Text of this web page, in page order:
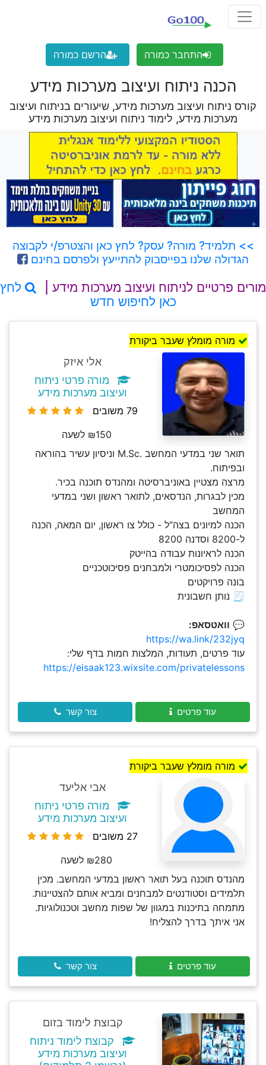
התחבר כמורה הרשם כמורה
הכנה ניתוח ועיצוב מערכות מידע
קורס ניתוח ועיצוב מערכות מידע, שיעורים בניתוח ועיצוב
מערכות מידע, לימוד ניתוח ועיצוב מערכות מידע
>> תלמיד? מורה? עסק? לחץ כאן והצטרפ/י לקבוצה
הגדולה שלנו בפייסבוק להתייעץ ולפרסם בחינם
מורים פרטיים לניתוח ועיצוב מערכות מידע |
לחץ
כאן לחיפוש חדש
מורה מומלץ שעבר ביקורת
אלי איזק
מורה פרטי ניתוח
ועיצוב מערכות מידע
79 משובים
₪150 לשעה
תואר שני במדעי המחשב .M.Sc וניסיון עשיר בהוראה
ובפיתוח.
מרצה מצטיין באוניברסיטה ומהנדס תוכנה בכיר.
מכין לבגרות, הנדסאים, לתואר ראשון ושני במדעי
המחשב
הכנה למיונים בצה"ל - כולל צו ראשון, יום המאה, הכנה
ל-8200 וסדנה 8200
הכנה לראיונות עבודה בהייטק
הכנה לפסיכומטרי ולמבחנים פסיכוטכניים
בונה פרויקטים
🧾 נותן חשבונית
💬 וואטסאפ:
https://wa.link/232jyq
עוד פרטים, תעודות, המלצות חמות בדף שלי:
https://eisaak123.wixsite.com/privatelessons
עוד פרטים צור קשר
מורה מומלץ שעבר ביקורת
אבי אליעד
מורה פרטי ניתוח
ועיצוב מערכות מידע
27 משובים
₪280 לשעה
מהנדס תוכנה בעל תואר ראשון במדעי המחשב. מכין
תלמידים וסטודנטים למבחנים ומביא אותם להצטיינות.
מתמחה בתיכנות במגוון של שפות מחשב וטכנולוגיות.
אני איתך בדרך להצליח!
עוד פרטים צור קשר
קבוצת לימוד בזום
קבוצת לימוד ניתוח
ועיצוב מערכות מידע